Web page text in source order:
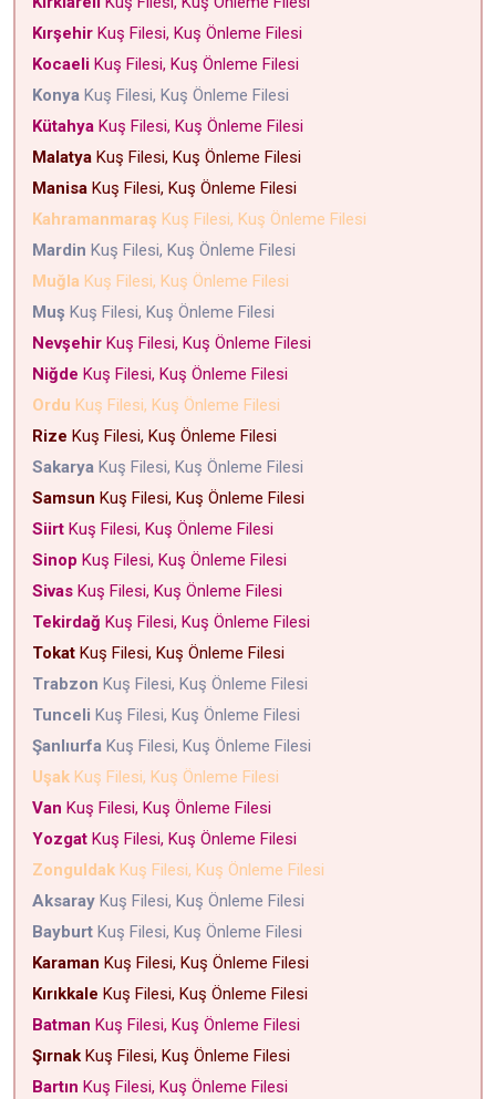
Kırşehir Kuş Filesi, Kuş Önleme Filesi
Kocaeli Kuş Filesi, Kuş Önleme Filesi
Konya Kuş Filesi, Kuş Önleme Filesi
Kütahya Kuş Filesi, Kuş Önleme Filesi
Malatya Kuş Filesi, Kuş Önleme Filesi
Manisa Kuş Filesi, Kuş Önleme Filesi
Kahramanmaraş Kuş Filesi, Kuş Önleme Filesi
Mardin Kuş Filesi, Kuş Önleme Filesi
Muğla Kuş Filesi, Kuş Önleme Filesi
Muş Kuş Filesi, Kuş Önleme Filesi
Nevşehir Kuş Filesi, Kuş Önleme Filesi
Niğde Kuş Filesi, Kuş Önleme Filesi
Ordu Kuş Filesi, Kuş Önleme Filesi
Rize Kuş Filesi, Kuş Önleme Filesi
Sakarya Kuş Filesi, Kuş Önleme Filesi
Samsun Kuş Filesi, Kuş Önleme Filesi
Siirt Kuş Filesi, Kuş Önleme Filesi
Sinop Kuş Filesi, Kuş Önleme Filesi
Sivas Kuş Filesi, Kuş Önleme Filesi
Tekirdağ Kuş Filesi, Kuş Önleme Filesi
Tokat Kuş Filesi, Kuş Önleme Filesi
Trabzon Kuş Filesi, Kuş Önleme Filesi
Tunceli Kuş Filesi, Kuş Önleme Filesi
Şanlıurfa Kuş Filesi, Kuş Önleme Filesi
Uşak Kuş Filesi, Kuş Önleme Filesi
Van Kuş Filesi, Kuş Önleme Filesi
Yozgat Kuş Filesi, Kuş Önleme Filesi
Zonguldak Kuş Filesi, Kuş Önleme Filesi
Aksaray Kuş Filesi, Kuş Önleme Filesi
Bayburt Kuş Filesi, Kuş Önleme Filesi
Karaman Kuş Filesi, Kuş Önleme Filesi
Kırıkkale Kuş Filesi, Kuş Önleme Filesi
Batman Kuş Filesi, Kuş Önleme Filesi
Şırnak Kuş Filesi, Kuş Önleme Filesi
Bartın Kuş Filesi, Kuş Önleme Filesi